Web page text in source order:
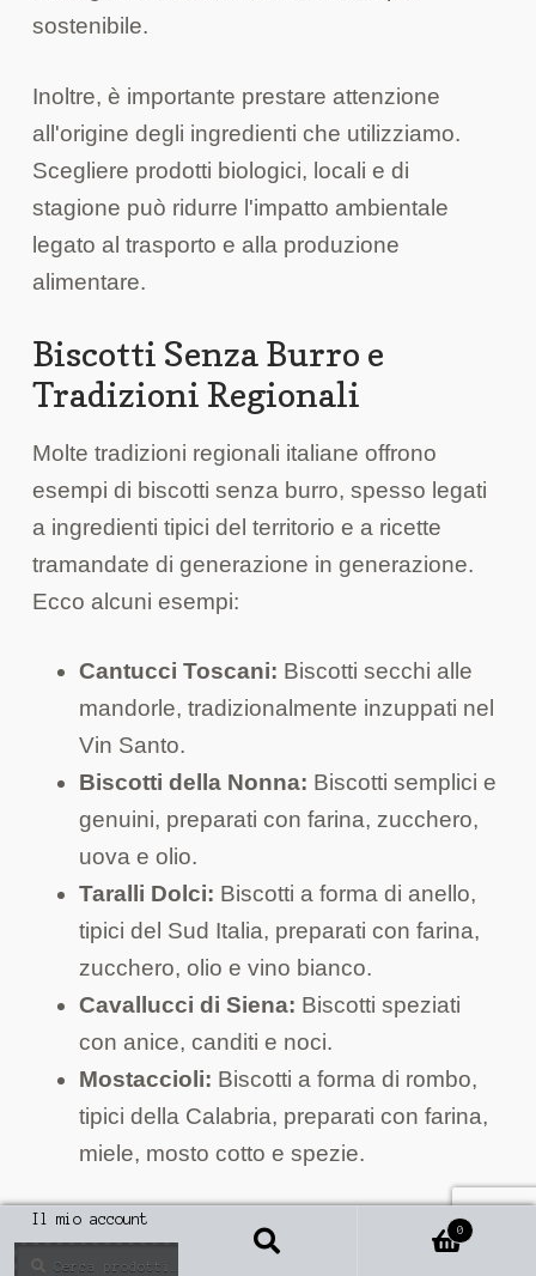
sostenibile.
Inoltre, è importante prestare attenzione
all'origine degli ingredienti che utilizziamo.
Scegliere prodotti biologici, locali e di
stagione può ridurre l'impatto ambientale
legato al trasporto e alla produzione
alimentare.
Biscotti Senza Burro e
Tradizioni Regionali
Molte tradizioni regionali italiane offrono
esempi di biscotti senza burro, spesso legati
a ingredienti tipici del territorio e a ricette
tramandate di generazione in generazione.
Ecco alcuni esempi:
Cantucci Toscani: Biscotti secchi alle
mandorle, tradizionalmente inzuppati nel
Vin Santo.
Biscotti della Nonna: Biscotti semplici e
genuini, preparati con farina, zucchero,
uova e olio.
Taralli Dolci: Biscotti a forma di anello,
tipici del Sud Italia, preparati con farina,
zucchero, olio e vino bianco.
Cavallucci di Siena: Biscotti speziati
con anice, canditi e noci.
Mostaccioli: Biscotti a forma di rombo,
tipici della Calabria, preparati con farina,
miele, mosto cotto e spezie.
Esplorare le tradizioni regionali può essere
un'ottima fonte di ispirazione per creare
Il mio account
0